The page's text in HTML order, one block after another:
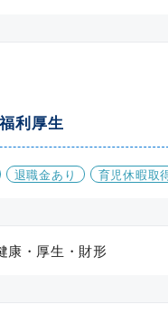
利厚生
退職金あり 育児休暇取
康・厚生・財形